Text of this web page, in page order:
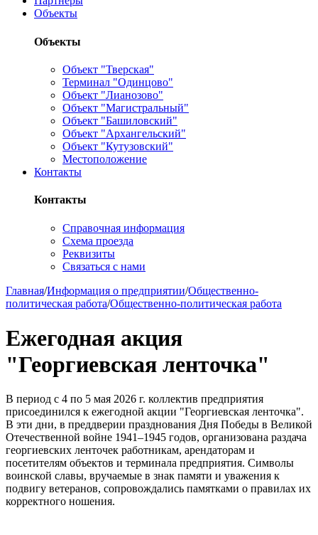
Объекты
Объекты
Объект "Тверская"
Терминал "Одинцово"
Объект "Лианозово"
Объект "Магистральный"
Объект "Башиловский"
Объект "Архангельский"
Объект "Кутузовский"
Местоположение
Контакты
Контакты
Справочная информация
Схема проезда
Реквизиты
Связаться с нами
Главная/Информация о предприятии/Общественно-
политическая работа/Общественно-политическая работа
Ежегодная акция
"Георгиевская ленточка"
В период с 4 по 5 мая 2026 г. коллектив предприятия
присоединился к ежегодной акции "Георгиевская ленточка".
В эти дни, в преддверии празднования Дня Победы в Великой
Отечественной войне 1941–1945 годов, организована раздача
георгиевских ленточек работникам, арендаторам и
посетителям объектов и терминала предприятия. Символы
воинской славы, вручаемые в знак памяти и уважения к
подвигу ветеранов, сопровождались памятками о правилах их
корректного ношения.